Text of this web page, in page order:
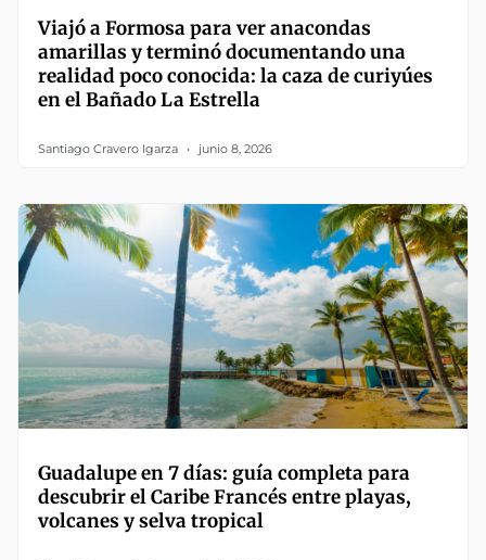
Viajó a Formosa para ver anacondas
amarillas y terminó documentando una
realidad poco conocida: la caza de curiyúes
en el Bañado La Estrella
Santiago Cravero Igarza junio 8, 2026
Guadalupe en 7 días: guía completa para
descubrir el Caribe Francés entre playas,
volcanes y selva tropical